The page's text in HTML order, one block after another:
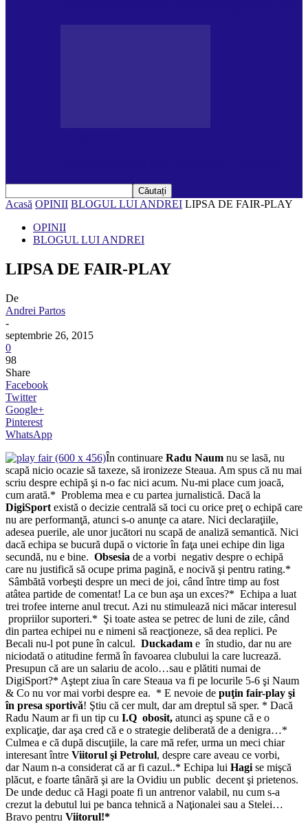
Acasă OPINII BLOGUL LUI ANDREI LIPSA DE FAIR-PLAY
OPINII
BLOGUL LUI ANDREI
LIPSA DE FAIR-PLAY
De
Andrei Partos
-
septembrie 26, 2015
0
98
Share
Facebook
Twitter
Google+
Pinterest
WhatsApp
În continuare Radu Naum nu se lasă, nu
scapă nicio ocazie să taxeze, să ironizeze Steaua. Am spus că nu mai
scriu despre echipă şi n-o fac nici acum. Nu-mi place cum joacă,
cum arată.* Problema mea e cu partea jurnalistică. Dacă la
DigiSport există o decizie centrală să toci cu orice preţ o echipă care
nu are performanţă, atunci s-o anunţe ca atare. Nici declaraţiile,
adesea puerile, ale unor jucători nu scapă de analiză semantică. Nici
dacă echipa se bucură după o victorie în faţa unei echipe din liga
secundă, nu e bine. Obsesia de a vorbi negativ despre o echipă
care nu justifică să ocupe prima pagină, e nocivă şi pentru rating.*
Sâmbătă vorbeşti despre un meci de joi, când între timp au fost
atâtea partide de comentat! La ce bun aşa un exces?* Echipa a luat
trei trofee interne anul trecut. Azi nu stimulează nici măcar interesul
propriilor suporteri.* Şi toate astea se petrec de luni de zile, când
din partea echipei nu e nimeni să reacţioneze, să dea replici. Pe
Becali nu-l pot pune în calcul. Duckadam e în studio, dar nu are
niciodată o atitudine fermă în favoarea clubului la care lucrează.
Presupun că are un salariu de acolo…sau e plătiti numai de
DigiSport?* Aştept ziua în care Steaua va fi pe locurile 5-6 şi Naum
& Co nu vor mai vorbi despre ea. * E nevoie de puţin fair-play şi
în presa sportivă! Ştiu că cer mult, dar am dreptul să sper. * Dacă
Radu Naum ar fi un tip cu I.Q obosit, atunci aş spune că e o
explicaţie, dar aşa cred că e o strategie deliberată de a denigra…*
Culmea e că după discuţiile, la care mă refer, urma un meci chiar
interesant între Viitorul şi Petrolul, despre care aveau ce vorbi,
dar Naum n-a considerat că ar fi cazul..* Echipa lui Hagi se mişcă
plăcut, e foarte tânără şi are la Ovidiu un public decent şi prietenos.
De unde deduc că Hagi poate fi un antrenor valabil, nu cum s-a
crezut la debutul lui pe banca tehnică a Naţionalei sau a Stelei…
Bravo pentru Viitorul!*